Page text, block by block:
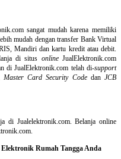
sangat mudah karena memiliki
mudah dengan transfer Bank Virtual
Mandiri dan kartu kredit atau debit.
di situs onlineJualElektronik.com
di JualElektronik.com telah di-support
Master Card Security Codedan JCB
di Jualelektronik.com. Belanja online
Rumah Tangga Anda